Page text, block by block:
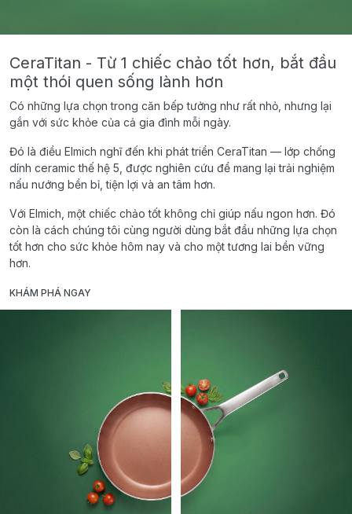
CeraTitan - Từ 1 chiếc chảo tốt hơn, bắt đầu
một thói quen sống lành hơn
Có những lựa chọn trong căn bếp tưởng như rất nhỏ, nhưng lại
gắn với sức khỏe của cả gia đình mỗi ngày.
Đó là điều Elmich nghĩ đến khi phát triển CeraTitan — lớp chống
dính ceramic thế hệ 5, được nghiên cứu để mang lại trải nghiệm
nấu nướng bền bỉ, tiện lợi và an tâm hơn.
Với Elmich, một chiếc chảo tốt không chỉ giúp nấu ngon hơn. Đó
còn là cách chúng tôi cùng người dùng bắt đầu những lựa chọn
tốt hơn cho sức khỏe hôm nay và cho một tương lai bền vững
hơn.
KHÁM PHÁ NGAY